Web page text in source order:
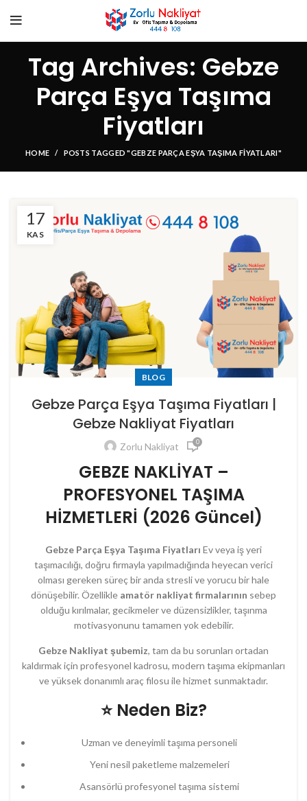
Tag Archives: Gebze
Parça Eşya Taşıma
Fiyatları
HOME POSTS TAGGED "GEBZE PARÇA EŞYA TAŞIMA FIYATLARI"
17
KAS
BLOG
Gebze Parça Eşya Taşıma Fiyatları |
Gebze Nakliyat Fiyatları
Zorlu Nakliyat 0
GEBZE NAKLİYAT –
PROFESYONEL TAŞIMA
HİZMETLERİ (2026 Güncel)
Gebze Parça Eşya Taşıma Fiyatları Ev veya iş yeri
taşımacılığı, doğru firmayla yapılmadığında heyecan verici
olması gereken süreç bir anda stresli ve yorucu bir hale
dönüşebilir. Özellikle amatör nakliyat firmalarının sebep
olduğu kırılmalar, gecikmeler ve düzensizlikler, taşınma
motivasyonunu tamamen yok edebilir.
Gebze Nakliyat şubemiz, tam da bu sorunları ortadan
kaldırmak için profesyonel kadrosu, modern taşıma ekipmanları
ve yüksek donanımlı araç filosu ile hizmet sunmaktadır.
⭐ Neden Biz?
Uzman ve deneyimli taşıma personeli
Yeni nesil paketleme malzemeleri
Asansörlü profesyonel taşıma sistemi